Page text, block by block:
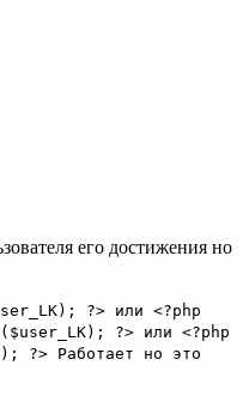
его достижения но
?> или <?php
?> или <?php
?> Работает но это